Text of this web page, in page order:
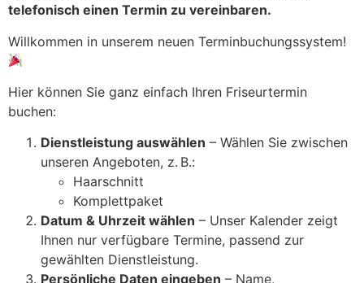
telefonisch einen Termin zu vereinbaren.
Willkommen in unserem neuen Terminbuchungssystem!
Hier können Sie ganz einfach Ihren Friseurtermin
buchen:
Dienstleistung auswählen – Wählen Sie zwischen
unseren Angeboten, z. B.:
Haarschnitt
Komplettpaket
Datum & Uhrzeit wählen – Unser Kalender zeigt
Ihnen nur verfügbare Termine, passend zur
gewählten Dienstleistung.
Persönliche Daten eingeben – Name,